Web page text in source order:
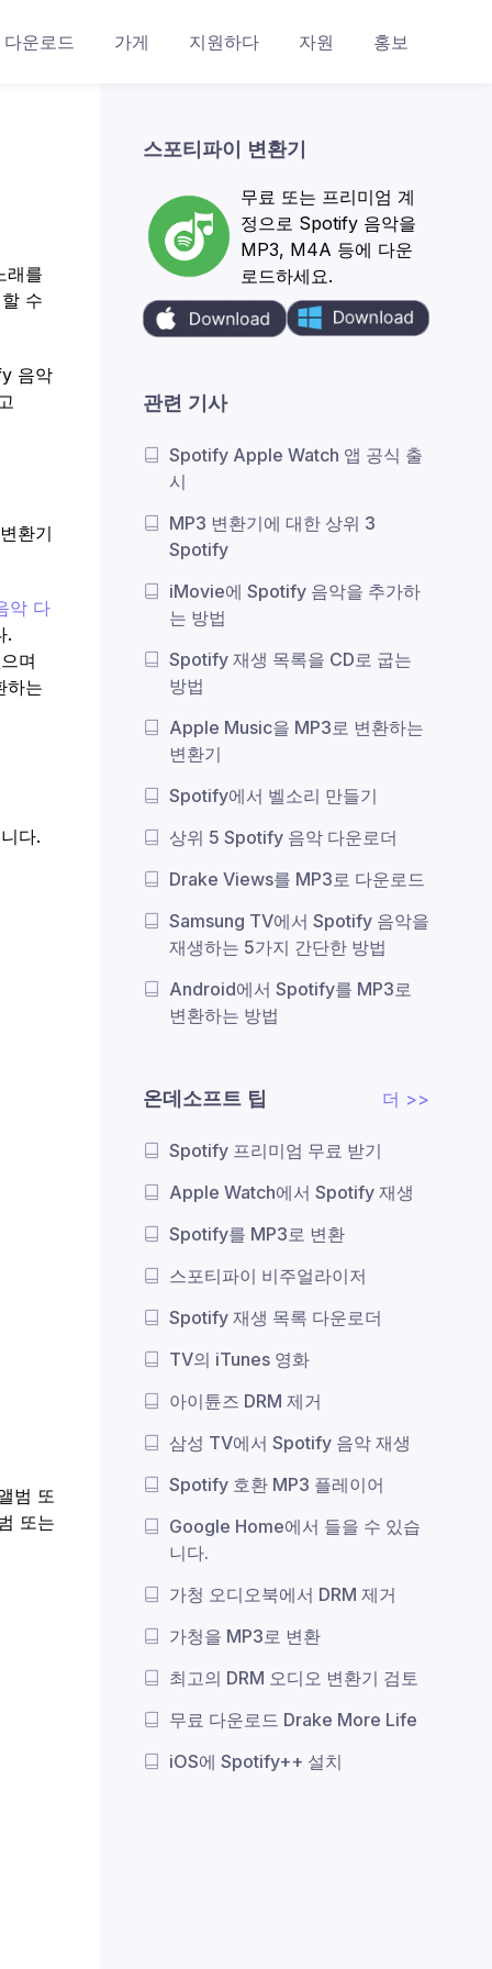
다운로드 가게 지원하다 자원 홍보
래를
수
음악
환기
악 다
.
며
하는
다.
범 또
또는
스포티파이 변환기
무료 또는 프리미엄 계
정으로 Spotify 음악을
MP3, M4A 등에 다운
로드하세요.
관련 기사
Spotify Apple Watch 앱 공식 출
시
MP3 변환기에 대한 상위 3
Spotify
iMovie에 Spotify 음악을 추가하
는 방법
Spotify 재생 목록을 CD로 굽는
방법
Apple Music을 MP3로 변환하는
변환기
Spotify에서 벨소리 만들기
상위 5 Spotify 음악 다운로더
Drake Views를 MP3로 다운로드
Samsung TV에서 Spotify 음악을
재생하는 5가지 간단한 방법
Android에서 Spotify를 MP3로
변환하는 방법
온데소프트 팁 더 >>
Spotify 프리미엄 무료 받기
Apple Watch에서 Spotify 재생
Spotify를 MP3로 변환
스포티파이 비주얼라이저
Spotify 재생 목록 다운로더
TV의 iTunes 영화
아이튠즈 DRM 제거
삼성 TV에서 Spotify 음악 재생
Spotify 호환 MP3 플레이어
Google Home에서 들을 수 있습
니다.
가청 오디오북에서 DRM 제거
가청을 MP3로 변환
최고의 DRM 오디오 변환기 검토
무료 다운로드 Drake More Life
iOS에 Spotify++ 설치